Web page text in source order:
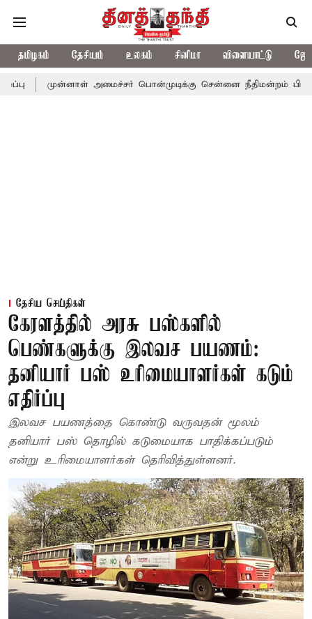
தமிழகம் தேசியம் உலகம் சினிமா விளையாட்டு
அமைச்சர் பொன்முடிக்கு சென்னை நீதிமன்றம் பிடிவாராண்ட்
தேசிய செய்திகள்
கேரளத்தில் அரசு பஸ்களில்
பெண்களுக்கு இலவச பயணம்:
தனியார் பஸ் உரிமையாளர்கள் கடும்
எதிர்ப்பு
இலவச பயணத்தை கொண்டு வருவதன் மூலம்
தனியார் பஸ் தொழில் கடுமையாக பாதிக்கப்படும்
என்று உரிமையாளர்கள் தெரிவித்துள்ளனர்.